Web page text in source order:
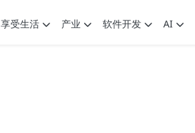
享受生活 产业 软件开发 AI